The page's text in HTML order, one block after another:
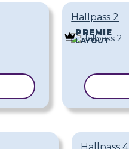
Hallpass 2
PREMIE
LAYOUT